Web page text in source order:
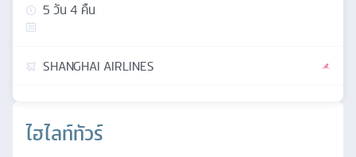
ไฮไลท์ทัวร์
5วัน4 คืน
SHANGHAI AIRLINES